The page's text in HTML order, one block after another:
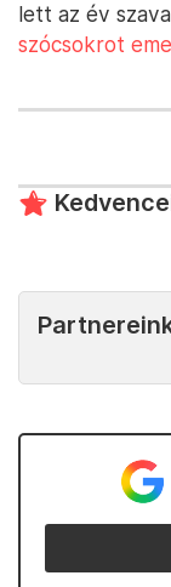
lett az év
szócsokrot